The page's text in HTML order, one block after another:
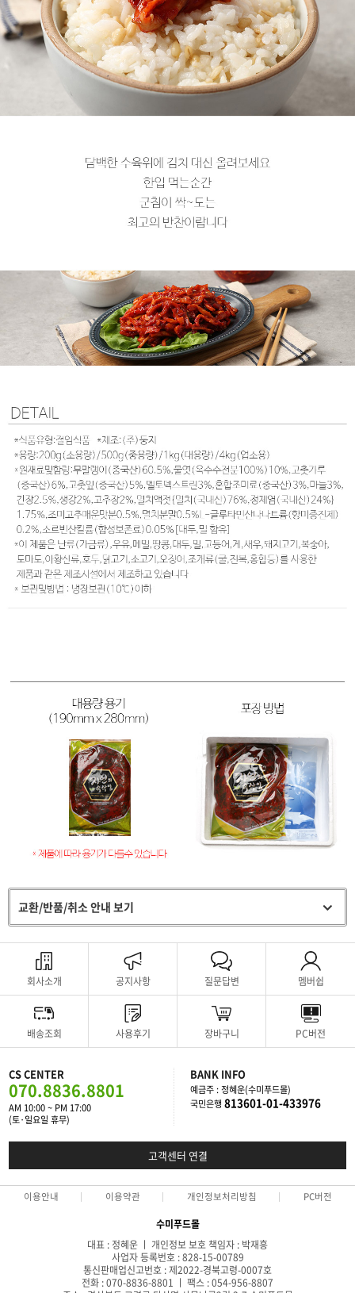
교환/반품/취소 안내 보기
회사소개 공지사항 질문답변 멤버쉽
배송조회 사용후기 장바구니 PC버전
CS CENTER
070.8836.8801
AM 10:00 ~ PM 17:00
(토·일요일 휴무)
BANK INFO
예금주 : 정혜운(수미푸드몰)
국민은행 813601-01-433976
고객센터 연결
이용안내 이용약관 개인정보처리방침 PC버전
수미푸드몰
대표 : 정혜운 ㅣ 개인정보 보호 책임자 : 박재흥
사업자 등록번호 : 828-15-00789
통신판매업신고번호 : 제2022-경북고령-0007호
전화 : 070-8836-8801 ㅣ 팩스 : 054-956-8807